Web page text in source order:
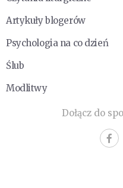
Artykuły blogerów
Psychologia na co dzień
Ślub
Modlitwy
Dołącz do